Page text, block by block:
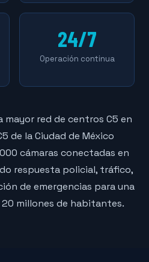
24/7
Operación continua
mayor red de centros C5 en
de la Ciudad de México
cámaras conectadas en
respuesta policial, tráfico,
de emergencias para una
millones de habitantes.